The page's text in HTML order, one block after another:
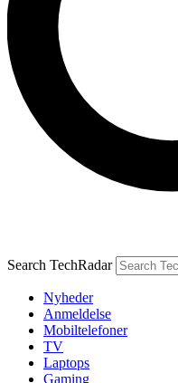
Search TechRadar
Nyheder
Anmeldelse
Mobiltelefoner
TV
Laptops
Gaming